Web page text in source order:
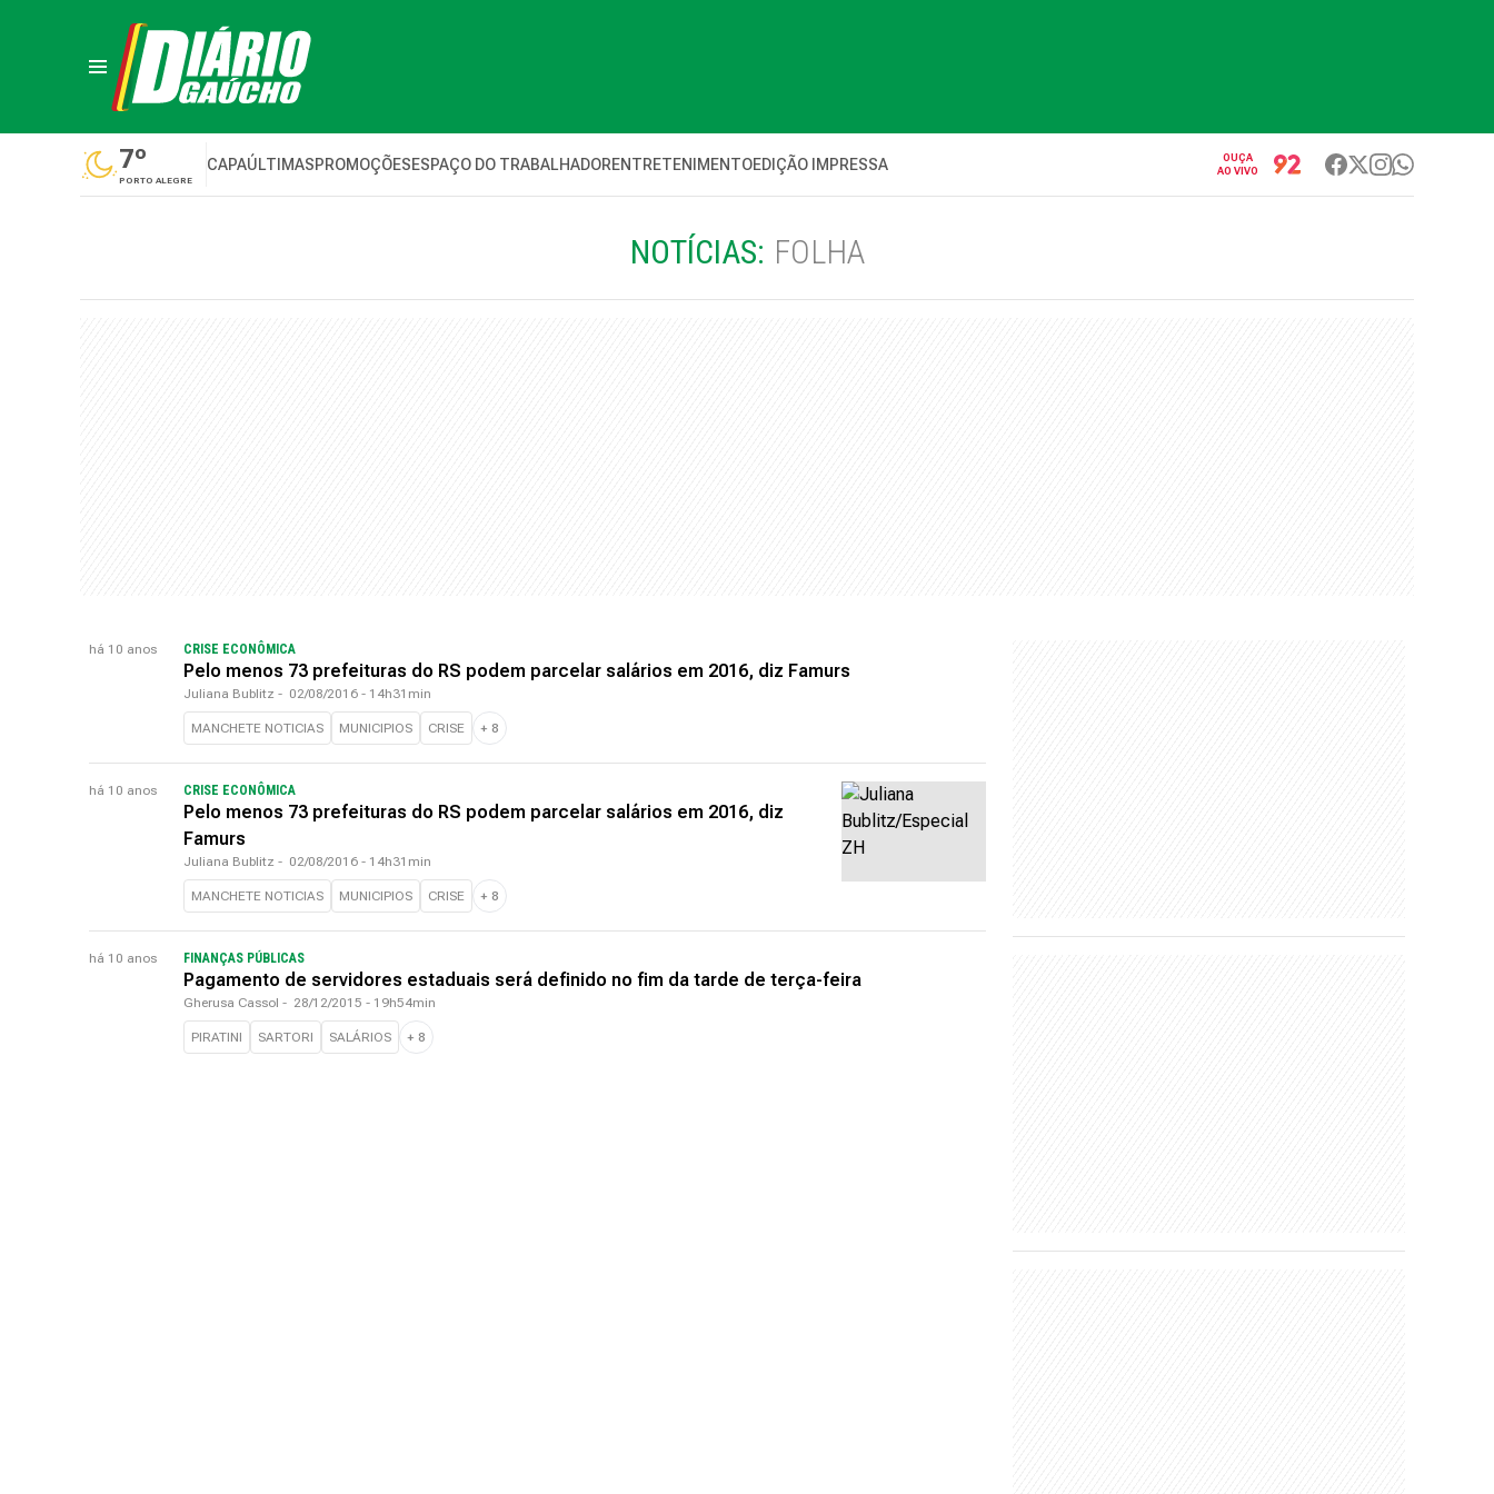
7º
PORTO ALEGRE
CAPAÚLTIMASPROMOÇÕESESPAÇO DO TRABALHADORENTRETENIMENTOEDIÇÃO IMPRESSA
OUÇA
AO VIVO
NOTÍCIAS: FOLHA
há 10 anos CRISE ECONÔMICA
Pelo menos 73 prefeituras do RS podem parcelar salários em 2016, diz Famurs
Juliana Bublitz - 02/08/2016 - 14h31min
MANCHETE NOTICIAS MUNICIPIOS CRISE + 8
há 10 anos CRISE ECONÔMICA
Pelo menos 73 prefeituras do RS podem parcelar salários em 2016, diz
Famurs
Juliana Bublitz - 02/08/2016 - 14h31min
MANCHETE NOTICIAS MUNICIPIOS CRISE + 8
há 10 anos FINANÇAS PÚBLICAS
Pagamento de servidores estaduais será definido no fim da tarde de terça-feira
Gherusa Cassol - 28/12/2015 - 19h54min
PIRATINI SARTORI SALÁRIOS + 8